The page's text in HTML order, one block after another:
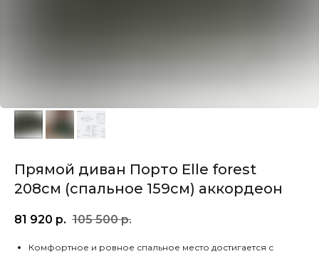
Прямой диван Порто Elle forest
208см (спальное 159см) аккордеон
81 920 р. 105 500 р.
Комфортное и ровное спальное место достигается с